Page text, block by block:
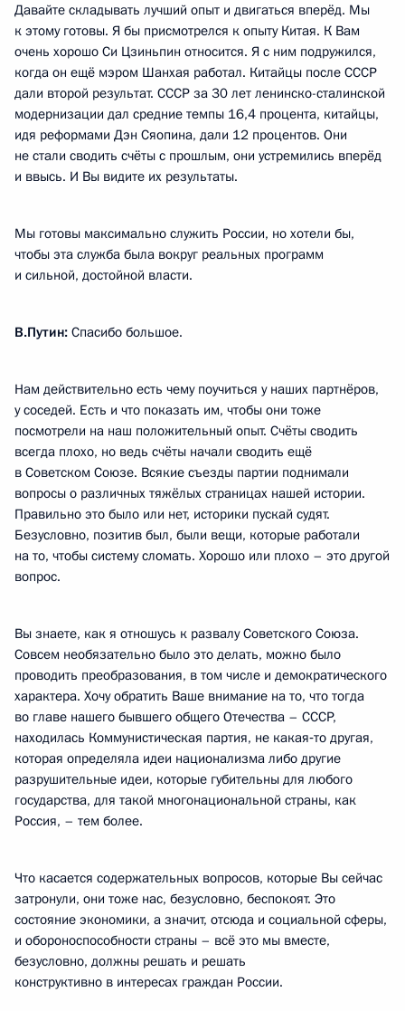
Давайте складывать лучший опыт и двигаться вперёд. Мы
к этому готовы. Я бы присмотрелся к опыту Китая. К Вам
очень хорошо Си Цзиньпин относится. Я с ним подружился,
когда он ещё мэром Шанхая работал. Китайцы после СССР
дали второй результат. СССР за 30 лет ленинско-сталинской
модернизации дал средние темпы 16,4 процента, китайцы,
идя реформами Дэн Сяопина, дали 12 процентов. Они
не стали сводить счёты с прошлым, они устремились вперёд
и ввысь. И Вы видите их результаты.
Мы готовы максимально служить России, но хотели бы,
чтобы эта служба была вокруг реальных программ
и сильной, достойной власти.
В.Путин: Спасибо большое.
Нам действительно есть чему поучиться у наших партнёров,
у соседей. Есть и что показать им, чтобы они тоже
посмотрели на наш положительный опыт. Счёты сводить
всегда плохо, но ведь счёты начали сводить ещё
в Советском Союзе. Всякие съезды партии поднимали
вопросы о различных тяжёлых страницах нашей истории.
Правильно это было или нет, историки пускай судят.
Безусловно, позитив был, были вещи, которые работали
на то, чтобы систему сломать. Хорошо или плохо – это другой
вопрос.
Вы знаете, как я отношусь к развалу Советского Союза.
Совсем необязательно было это делать, можно было
проводить преобразования, в том числе и демократического
характера. Хочу обратить Ваше внимание на то, что тогда
во главе нашего бывшего общего Отечества – СССР,
находилась Коммунистическая партия, не какая‑то другая,
которая определяла идеи национализма либо другие
разрушительные идеи, которые губительны для любого
государства, для такой многонациональной страны, как
Россия, – тем более.
Что касается содержательных вопросов, которые Вы сейчас
затронули, они тоже нас, безусловно, беспокоят. Это
состояние экономики, а значит, отсюда и социальной сферы,
и обороноспособности страны – всё это мы вместе,
безусловно, должны решать и решать
конструктивно в интересах граждан России.